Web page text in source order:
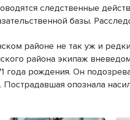
следственные
базы.
районе не так уж и
района экипаж
года рождения. Он
опознала